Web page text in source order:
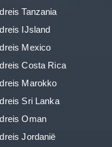
Tanzania
IJsland
Mexico
Costa Rica
Marokko
Sri Lanka
Oman
Jordanië